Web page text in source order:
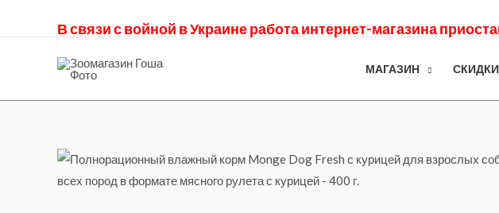
В связи с войной в Украине работа интернет-магазина
МАГАЗИН СКИДКИ